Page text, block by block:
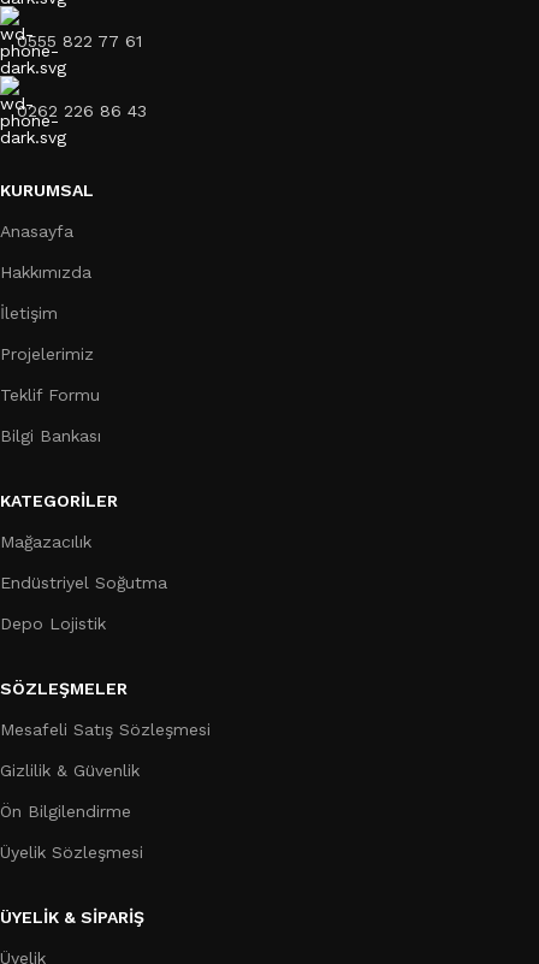
0555 822 77 61
0262 226 86 43
KURUMSAL
Anasayfa
Hakkımızda
İletişim
Projelerimiz
Teklif Formu
Bilgi Bankası
KATEGORILER
Mağazacılık
Endüstriyel Soğutma
Depo Lojistik
SÖZLEŞMELER
Mesafeli Satış Sözleşmesi
Gizlilik & Güvenlik
Ön Bilgilendirme
Üyelik Sözleşmesi
ÜYELİK & SİPARİŞ
Üyelik